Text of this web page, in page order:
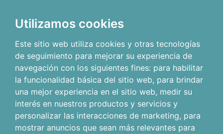
Utilizamos cookies
Este sitio web utiliza cookies y otras tecnologías
de seguimiento para mejorar su experiencia de
navegación con los siguientes fines: para habilitar
la funcionalidad básica del sitio web, para brindar
una mejor experiencia en el sitio web, medir su
interés en nuestros productos y servicios y
personalizar las interacciones de marketing, para
mostrar anuncios que sean más relevantes para